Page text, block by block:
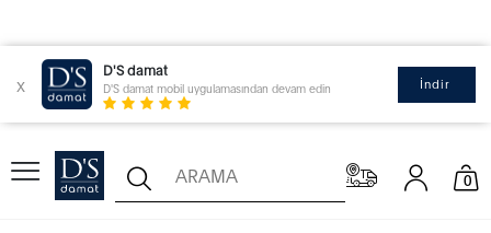
x
D'S damat
D'S damat mobil uygulamasından devam edin İndir
0